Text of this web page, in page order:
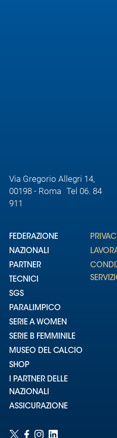
Via Gregorio Allegri 14,
00198 - Roma Tel 06. 84
911
FEDERAZIONE
NAZIONALI
PARTNER
TECNICI
SGS
PARALIMPICO
SERIE A WOMEN
SERIE B FEMMINILE
MUSEO DEL CALCIO
SHOP
I PARTNER DELLE
NAZIONALI
ASSICURAZIONE